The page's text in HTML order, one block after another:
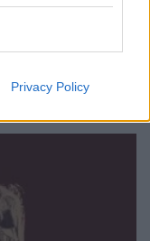
Privacy Policy
ποντιακή
Κλείτο